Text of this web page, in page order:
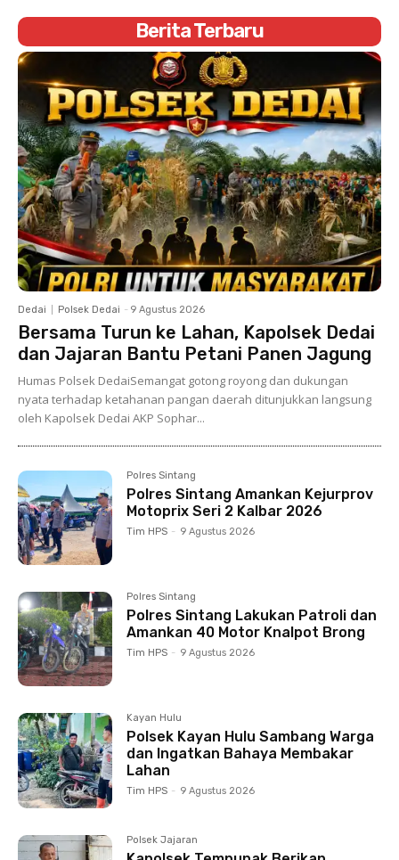
Berita Terbaru
Dedai Polsek Dedai - 9 Agustus 2026
Bersama Turun ke Lahan, Kapolsek Dedai
dan Jajaran Bantu Petani Panen Jagung
Humas Polsek DedaiSemangat gotong royong dan dukungan
nyata terhadap ketahanan pangan daerah ditunjukkan langsung
oleh Kapolsek Dedai AKP Sophar...
Polres Sintang
Polres Sintang Amankan Kejurprov
Motoprix Seri 2 Kalbar 2026
Tim HPS - 9 Agustus 2026
Polres Sintang
Polres Sintang Lakukan Patroli dan
Amankan 40 Motor Knalpot Brong
Tim HPS - 9 Agustus 2026
Kayan Hulu
Polsek Kayan Hulu Sambang Warga
dan Ingatkan Bahaya Membakar
Lahan
Tim HPS - 9 Agustus 2026
Polsek Jajaran